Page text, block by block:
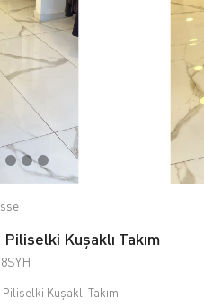
Kuşaklı Takım
Kuşaklı Takım